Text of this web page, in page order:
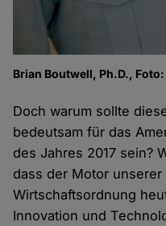
Brian Boutwell, Ph.D.,
Doch warum sollte
bedeutsam für das
des Jahres 2017 sein?
dass der Motor
Wirtschaftsordnung
Innovation und